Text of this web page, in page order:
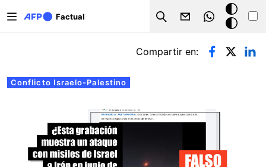
Factual
Search
Modo
oscuro
Solapas principales
Conflicto Israelo-Palestino
Compartir en: